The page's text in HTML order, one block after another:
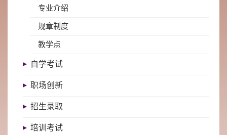
专业介绍
规章制度
教学点
自学考试
职场创新
招生录取
培训考试